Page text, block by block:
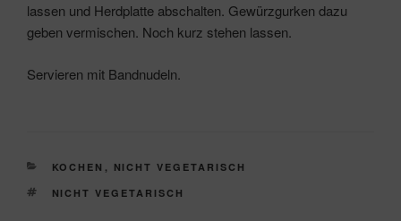
lassen und Herdplatte abschalten. Gewürzgurken dazu
geben vermischen. Noch kurz stehen lassen.
Servieren mit Bandnudeln.
KATEGORIEN
KOCHEN , NICHT VEGETARISCH
SCHLAGWÖRTER
NICHT VEGETARISCH